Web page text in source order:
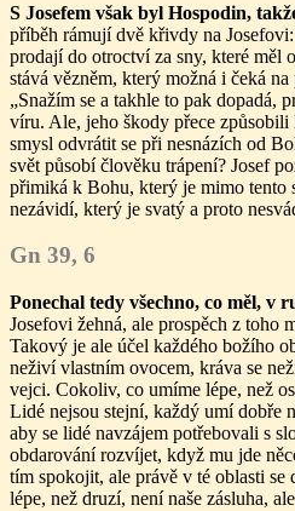
S Josefem však byl Hospodin,
příběh rámují dvě křivdy na
prodají do otroctví za sny, které měl
stává vězněm, který možná i čeká
„Snažím se a takhle to pak dopadá,
víru. Ale, jeho škody přece
smysl odvrátit se při nesnázích od
svět působí člověku trápení? Josef
přimiká k Bohu, který je mimo tento
nezávidí, který je svatý a proto
Gn 39, 6
Ponechal tedy všechno, co měl, v
Josefovi žehná, ale prospěch z toho
Takový je ale účel každého božího
neživí vlastním ovocem, kráva se
vejci. Cokoliv, co umíme lépe, než
Lidé nejsou stejní, každý umí dobře
aby se lidé navzájem potřebovali s
obdarování rozvíjet, když mu jde
tím spokojit, ale právě v té oblasti se
lépe, než druzí, není naše zásluha,